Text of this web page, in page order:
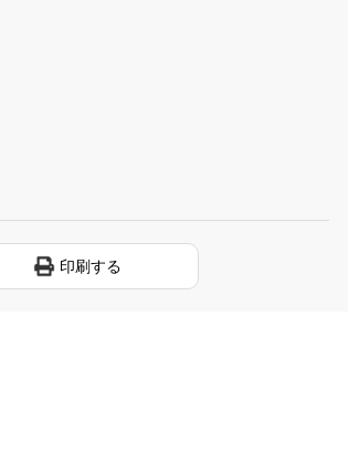
印刷する